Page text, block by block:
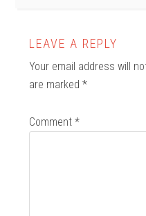
LEAVE A REPLY
Your email address will
are marked*
Comment*